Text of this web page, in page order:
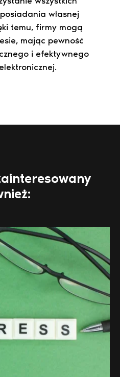
własnej
temu, firmy mogą
mając pewność
i efektywnego